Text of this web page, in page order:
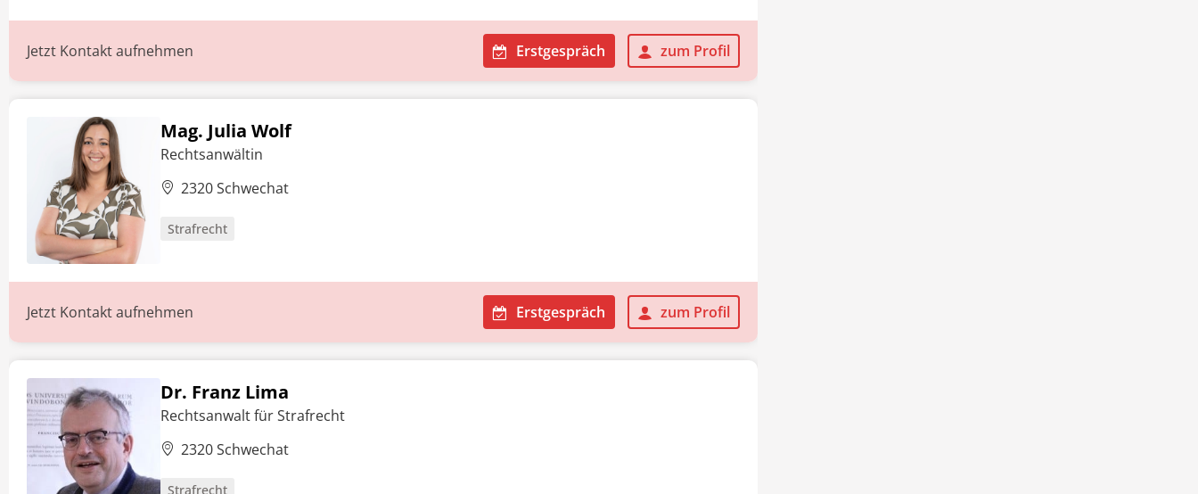
Jetzt Kontakt aufnehmen Erstgespräch zum Profil
Mag. Julia Wolf
Rechtsanwältin
2320 Schwechat
Strafrecht
Jetzt Kontakt aufnehmen Erstgespräch zum Profil
Dr. Franz Lima
Rechtsanwalt für Strafrecht
2320 Schwechat
Strafrecht